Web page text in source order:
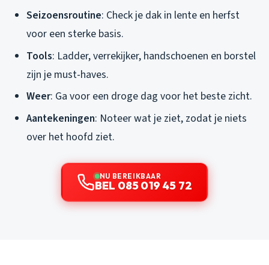
Seizoensroutine: Check je dak in lente en herfst
voor een sterke basis.
Tools: Ladder, verrekijker, handschoenen en borstel
zijn je must-haves.
Weer: Ga voor een droge dag voor het beste zicht.
Aantekeningen: Noteer wat je ziet, zodat je niets
over het hoofd ziet.
NU BEREIKBAAR
BEL 085 019 45 72